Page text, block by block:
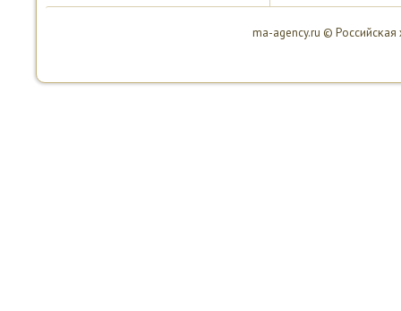
ma-agency.ru ©